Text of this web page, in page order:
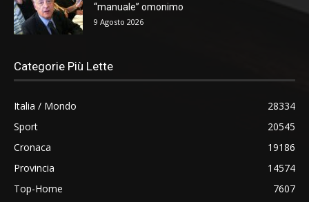
“manuale” omonimo
9 Agosto 2026
Categorie Più Lette
Italia / Mondo
28334
Sport
20545
Cronaca
19186
Provincia
14574
Top-Home
7607